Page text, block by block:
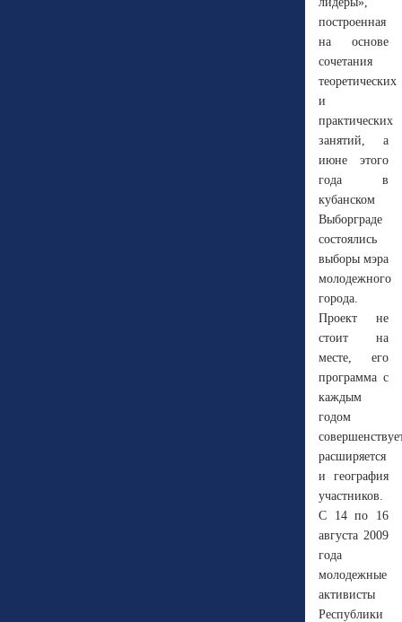
построенная
на основе
сочетания
теоретических
и
практических
занятий, а
июне этого
года в
кубанском
Выборграде
состоялись
выборы мэра
молодежного
города.
Проект не
стоит на
месте, его
программа с
каждым
годом
расширяется
и география
участников.
С 14 по 16
августа 2009
года
молодежные
активисты
Республики